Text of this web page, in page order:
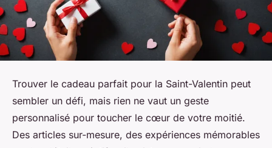
Trouver le cadeau parfait pour la Saint-Valentin peut
sembler un défi, mais rien ne vaut un geste
personnalisé pour toucher le cœur de votre moitié.
Des articles sur-mesure, des expériences mémorables